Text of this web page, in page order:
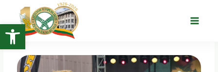
Open toolbar
turinio
Main